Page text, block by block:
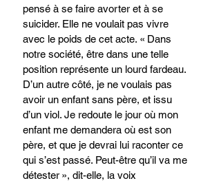
pensé à se faire avorter et à se
suicider. Elle ne voulait pas vivre
avec le poids de cet acte. « Dans
notre société, être dans une telle
position représente un lourd fardeau.
D’un autre côté, je ne voulais pas
avoir un enfant sans père, et issu
d’un viol. Je redoute le jour où mon
enfant me demandera où est son
père, et que je devrai lui raconter ce
qui s’est passé. Peut-être qu’il va me
détester », dit-elle, la voix